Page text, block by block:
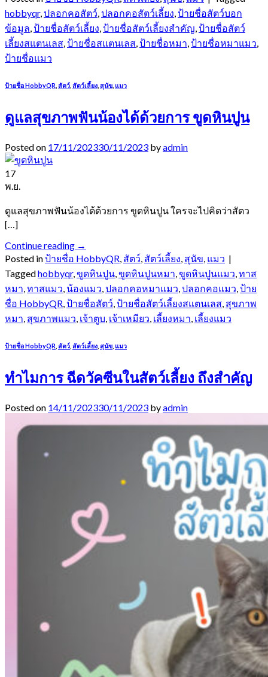
hobbyqr,ปลอกคอสัตว์,ปลอกคอสัตว์เลี้ยง,ป้ายชื่อสัตว์บอก
ข้อมูล,ป้ายชื่อสัตว์เลี้ยง,ป้ายชื่อสัตว์เลี้ยงสำคัญ,ป้ายชื่อสัตว์
เลี้ยงสแตนเลส,ป้ายชื่อสแตนเลส,ป้ายชื่อหมา,ป้ายชื่อหมาแมว,
ป้ายชื่อแมว
ป้ายชื่อ HobbyQR สัตว์ สัตว์เลี้ยง สุนัข แมว
ดูแลสุขภาพฟันน้องได้ด้วยการ ขูดหินปูน
Posted on 17/11/202330/11/2023 byadmin
17
พ.ย.
ดูแลสุขภาพฟันน้องได้ด้วยการ ขูดหินปูน ใครจะไปคิดว่าสัตว
[…]
Continue reading →
Posted inป้ายชื่อ HobbyQR สัตว์ สัตว์เลี้ยง สุนัข แมว |
Taggedhobbyqr, ขูดหินปูน ขูดหินปูนหมา ขูดหินปูนแมว ทาส
หมา ทาสแมว น้องแมว ปลอกคอหมาแมว ปลอกคอแมว ป้าย
ชื่อ HobbyQR ป้ายชื่อสัตว์ ป้ายชื่อสัตว์เลี้ยงสแตนเลส สุขภาพ
หมา สุขภาพแมว เจ้าตูบ เจ้าเหมียว เลี้ยงหมา เลี้ยงแมว
ป้ายชื่อ HobbyQR สัตว์ สัตว์เลี้ยง สุนัข แมว
ทำไมการ ฉีดวัคซีนในสัตว์เลี้ยง ถึงสำคัญ
Posted on 14/11/202330/11/2023 byadmin